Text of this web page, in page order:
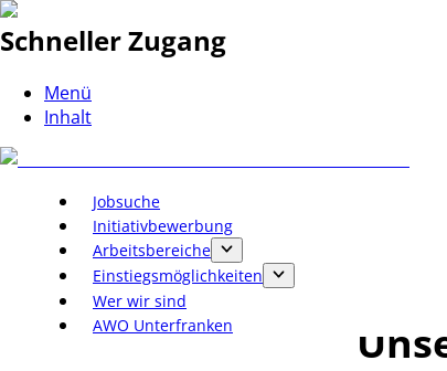
Schneller Zugang
Menü
Inhalt
Jobsuche
Initiativbewerbung
Arbeitsbereiche
Einstiegsmöglichkeiten
Wer wir sind
AWO Unterfranken